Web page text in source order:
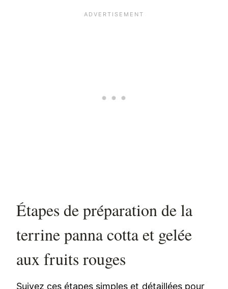
Étapes de préparation de la
terrine panna cotta et gelée
aux fruits rouges
Suivez ces étapes simples et détaillées pour